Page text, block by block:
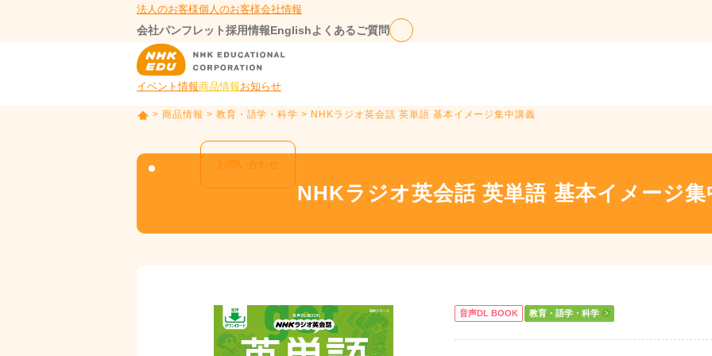
法人のお客様個人のお客様会社情報
会社パンフレット採用情報Englishよくあるご質問
イベント情報商品情報お知らせ
お問い合わせ
P
> 商品情報 > 教育・語学・科学 > NHKラジオ英会話 英単語 基本イメージ集中講義
NHKラジオ英会話 英単語 基本イメージ集
音声DL BOOK 教育・語学・科学